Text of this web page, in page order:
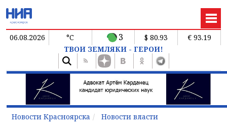
06.08.2026 °C 3 $ 80.93
€ 93.19
ТВОИ ЗЕМЛЯКИ - ГЕРОИ!
Новости Красноярска Новости власти